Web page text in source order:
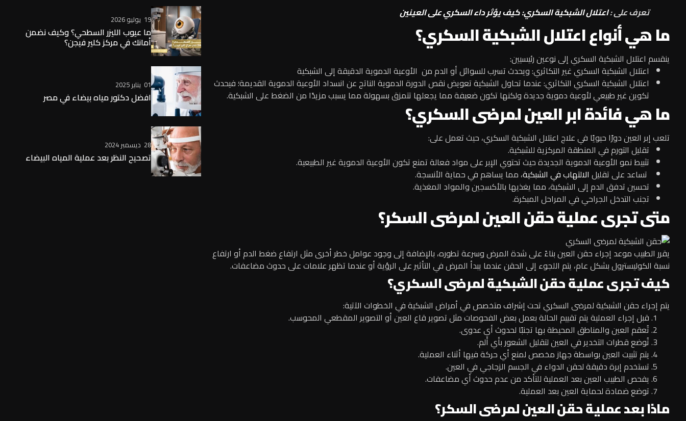
تعرف على :اعتلال الشبكية السكري: كيف يؤثر داء السكري على العينين
ما هي أنواع اعتلال الشبكية السكري؟
ينقسم اعتلال الشبكية السكري إلى نوعين رئيسيين:
اعتلال الشبكية السكري غير التكاثري: ويحدث تسرب للسوائل أو الدم من الأوعية الدموية الدقيقة إلى الشبكية
اعتلال الشبكية السكري التكاثري: عندما تحاول الشبكية تعويض نقص الدورة الدموية الناتج عن انسداد الأوعية الدموية القديمة؛ فيحدث
تكوين غير طبيعي لأوعية دموية جديدة ولكنها تكون ضعيفة مما يجعلها تتمزق بسهولة مما يسبب مزيدًا من الضغط على الشبكية.
ما هي فائدة ابر العين لمرضى السكري؟
تلعب إبر العين دورًا حيويًا في علاج اعتلال الشبكية السكري، حيث تعمل على:
تقليل التورم في المنطقة المركزية للشبكية.
تثبيط نمو الأوعية الدموية الجديدة حيث تحتوي الإبر على مواد فعالة تمنع تكون الأوعية الدموية غير الطبيعية.
تساعد على تقليل الالتهاب في الشبكية، مما يساهم في حماية الأنسجة.
تحسين تدفق الدم إلى الشبكية، مما يغذيها بالأكسجين والمواد المغذية.
تجنب التدخل الجراحي في المراحل المبكرة.
متى تجرى عملية حقن العين لمرضى السكر؟
يقرر الطبيب موعد إجراء حقن العين بناءً على شدة المرض وسرعة تطوره، بالإضافة إلى وجود عوامل خطر أخرى مثل ارتفاع ضغط الدم أو ارتفاع
نسبة الكوليسترول بشكل عام، يتم اللجوء إلى الحقن عندما يبدأ المرض في التأثير على الرؤية أو عندما تظهر علامات على حدوث مضاعفات.
كيف تجرى عملية حقن الشبكية لمرضى السكري؟
يتم إجراء حقن الشبكية لمرضى السكري تحت إشراف متخصص في أمراض الشبكية في الخطوات الآتية:
قبل إجراء العملية يتم تقييم الحالة بعمل بعض الفحوصات مثل تصوير قاع العين أو التصوير المقطعي المحوسب.
تُعقم العين والمناطق المحيطة بها تجنبًا لحدوث أي عدوى.
تُوضع قطرات التخدير في العين لتقليل الشعور بأي ألم.
يتم تثبيت العين بواسطة جهاز مخصص لمنع أي حركة فيها أثناء العملية.
تستخدم إبرة دقيقة لحقن الدواء في الجسم الزجاجي في العين.
يفحص الطبيب العين بعد العملية للتأكد من عدم حدوث أي مضاعفات.
توضع ضمادة لحماية العين بعد العملية.
ماذا بعد عملية حقن العين لمرضى السكر؟
19 يوليو 2026
ما عيوب الليزر السطحي؟ وكيف نضمن
أمانك في مركز كلير فيجن؟
01 يناير 2025
افضل دكتور مياه بيضاء في مصر
28 ديسمبر 2024
تصحيح النظر بعد عملية المياه البيضاء